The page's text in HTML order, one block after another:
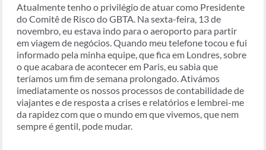
Atualmente tenho o privilégio de atuar como Presidente
do Comitê de Risco do GBTA. Na sexta-feira, 13 de
novembro, eu estava indo para o aeroporto para partir
em viagem de negócios. Quando meu telefone tocou e fui
informado pela minha equipe, que fica em Londres, sobre
o que acabara de acontecer em Paris, eu sabia que
teríamos um fim de semana prolongado. Ativámos
imediatamente os nossos processos de contabilidade de
viajantes e de resposta a crises e relatórios e lembrei-me
da rapidez com que o mundo em que vivemos, que nem
sempre é gentil, pode mudar.